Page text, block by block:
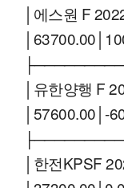
│에스원 F
│유한양행 F
│57600.00│-
│한전KPSF